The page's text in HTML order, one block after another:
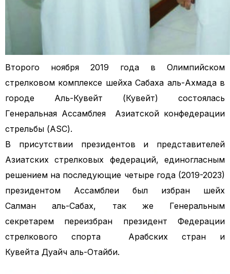
Второго ноября 2019 года в Олимпийском
стрелковом комплексе шейха Сабаха аль-Ахмада в
городе Аль-Кувейт (Кувейт) состоялась
Генеральная Ассамблея Азиатской конфедерации
стрельбы (ASC).
В присутствии президентов и представителей
Азиатских стрелковых федераций, единогласным
решением на последующие четыре года (2019-2023)
президентом Ассамблеи был избран шейх
Салман аль-Сабах, так же Генеральным
секретарем переизбран президент Федерации
стрелкового спорта Арабских стран и
Кувейта Дуайч аль-Отайби.